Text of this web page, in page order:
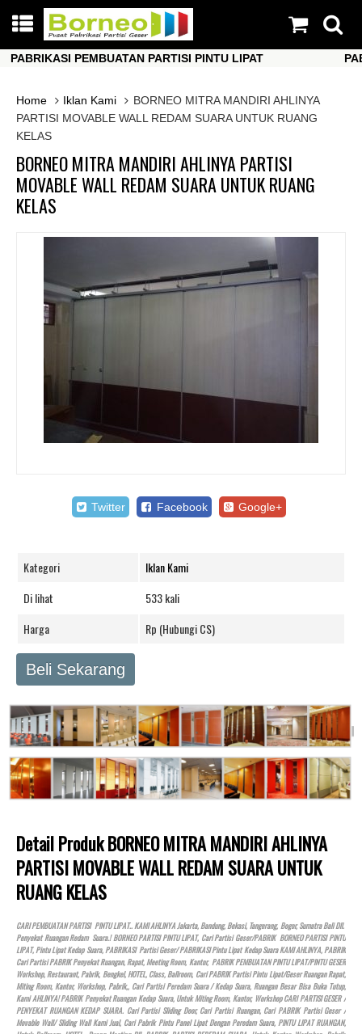
PEMBUATAN PARTISI PINTU LIPAT
Home
Iklan Kami
BORNEO MITRA MANDIRI AHLINYA
PARTISI MOVABLE WALL REDAM SUARA UNTUK RUANG
KELAS
BORNEO MITRA MANDIRI AHLINYA PARTISI
MOVABLE WALL REDAM SUARA UNTUK RUANG
KELAS
Twitter Facebook Google+
Kategori
Iklan Kami
Di lihat
533 kali
Harga
Rp (Hubungi CS)
Beli Sekarang
Detail Produk BORNEO MITRA MANDIRI AHLINYA
PARTISI MOVABLE WALL REDAM SUARA UNTUK
RUANG KELAS
CARI PEMBUATAN PARTISI PINTU LIPAT.. KAMI AHLINYA Jakarta, Bandung, Bekasi, Tangerang, Bogor, Sumatra Bali Dll.
Penyekat Ruangan Redam Suara.! BORNEO PARTISI PINTU LIPAT, Cari Partisi Geser/PABRIK BORNEO PARTISI PINTU
LIPAT, Pintu Lipat Kedap Suara, PABRIKASI Partisi Geser/ PABRIKASI Pintu Lipat Kedap Suara KAMI AHLINYA, PABRIK
Cari Partisi PABRIK Penyekat Ruangan, Rapat, Meeting Room, Kantor, PABRIK PEMBUATAN PINTU LIPAT/PINTU GESER
Workshop, Restaurant, Pabrik, Bengkel,HOTEL, Class, Ballroom, Cari PABRIK Partisi Pintu Lipat/Geser Ruangan Rapat,
Miting Room, Kantor, Workshop, Pabrik,, Cari Partisi Peredam Suara / Kedap Suara, Ruangan Besar Bisa Buka Tutup,
Kami AHLINYA! PABRIK Penyekat Ruangan Kedap Suara, Untuk Miting Room, Kantor, Workshop CARI PARTISI GESER /
PENYEKAT RUANGAN KEDAP SUARA. Cari Partisi Sliding Door, Cari Partisi Ruangan, Cari PABRIK Partisi Geser /
Movable Wall/ Sliding Wall Kami Jual, Cari Pabrik Pintu Panel Lipat Dengan Peredam Suara, PINTU LIPAT RUANGAN,